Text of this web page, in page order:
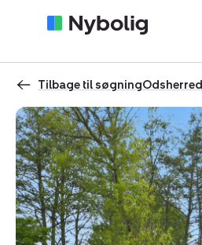
Tilbage til søgningOdsherred